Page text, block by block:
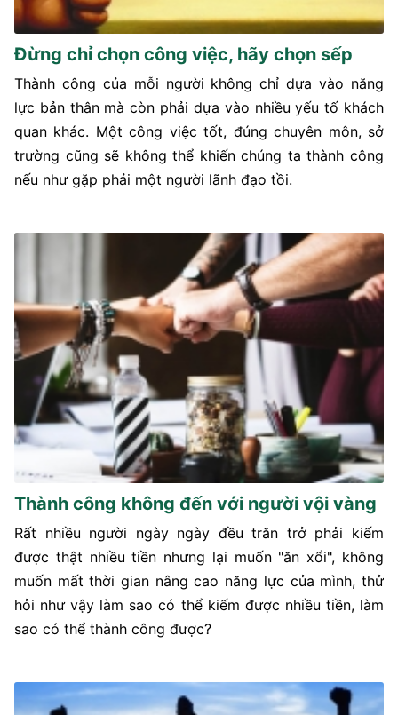
Đừng chỉ chọn công việc, hãy chọn sếp
Thành công của mỗi người không chỉ dựa vào năng
lực bản thân mà còn phải dựa vào nhiều yếu tố khách
quan khác. Một công việc tốt, đúng chuyên môn, sở
trường cũng sẽ không thể khiến chúng ta thành công
nếu như gặp phải một người lãnh đạo tồi.
Thành công không đến với người vội vàng
Rất nhiều người ngày ngày đều trăn trở phải kiếm
được thật nhiều tiền nhưng lại muốn "ăn xổi", không
muốn mất thời gian nâng cao năng lực của mình, thử
hỏi như vậy làm sao có thể kiếm được nhiều tiền, làm
sao có thể thành công được?